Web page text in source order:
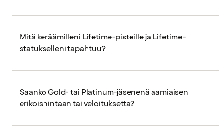
Mitä keräämilleni Lifetime-pisteille ja Lifetime-
statukselleni tapahtuu?
Saanko Gold- tai Platinum-jäsenenä aamiaisen
erikoishintaan tai veloituksetta?